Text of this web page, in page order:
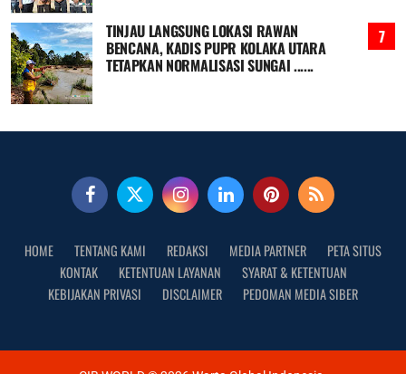
TINJAU LANGSUNG LOKASI RAWAN
BENCANA, KADIS PUPR KOLAKA UTARA
TETAPKAN NORMALISASI SUNGAI ......
HOME TENTANG KAMI REDAKSI MEDIA PARTNER
PETA SITUS
KONTAK
KETENTUAN LAYANAN
SYARAT & KETENTUAN
KEBIJAKAN PRIVASI
DISCLAIMER PEDOMAN MEDIA SIBER